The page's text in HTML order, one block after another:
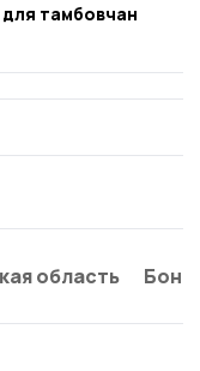
тамбовчан
область